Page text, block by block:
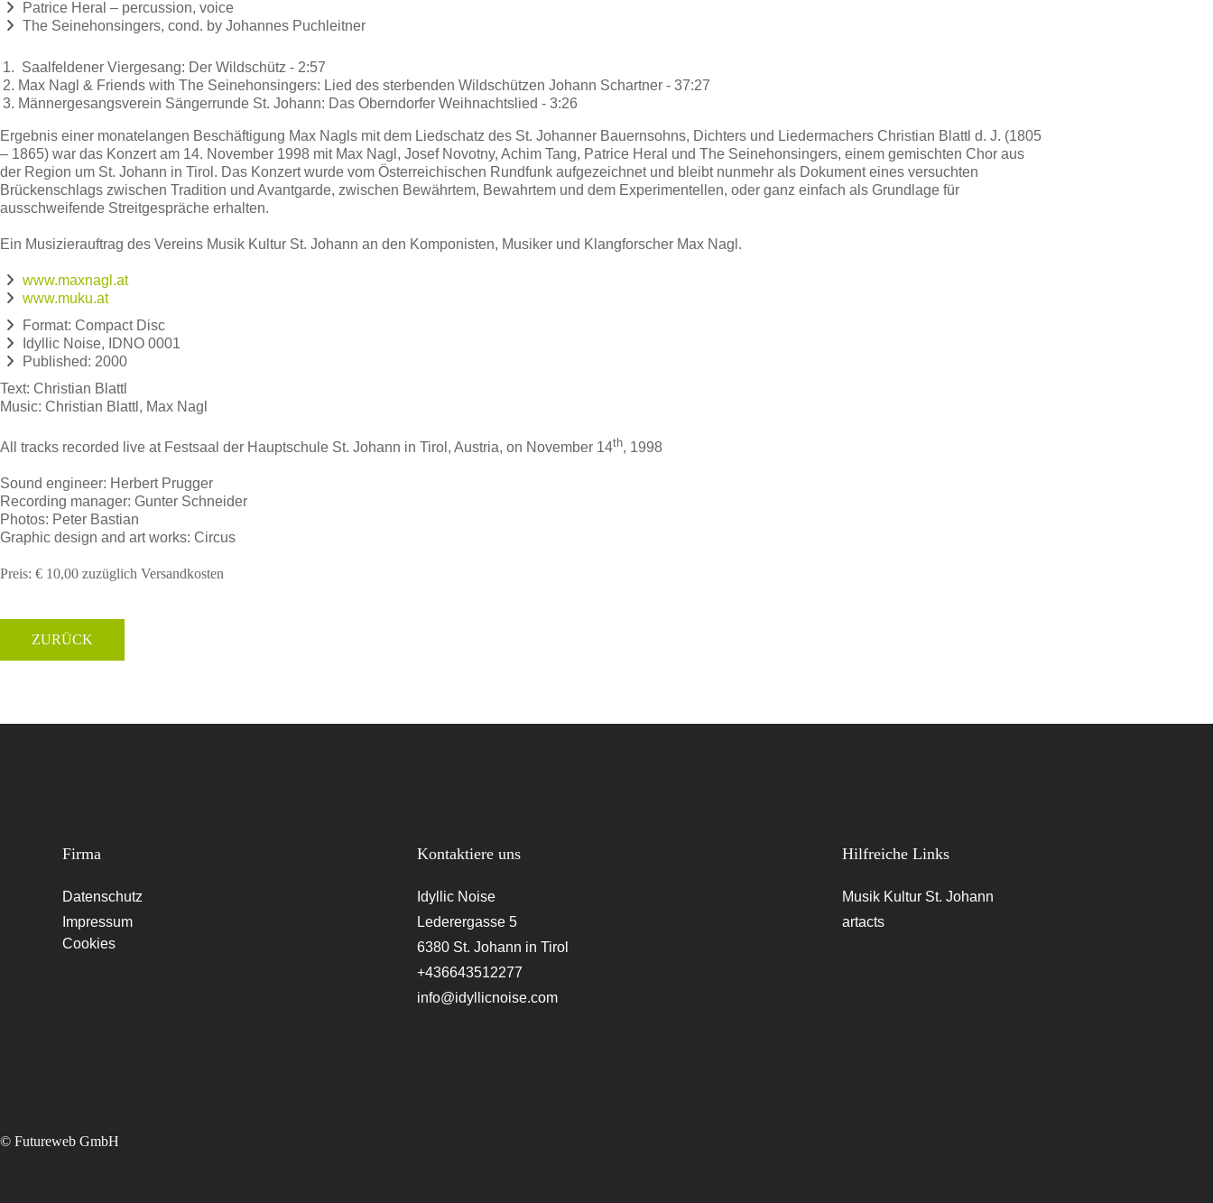
Patrice Heral – percussion, voice
The Seinehonsingers, cond. by Johannes Puchleitner
Saalfeldener Viergesang: Der Wildschütz - 2:57
Max Nagl & Friends with The Seinehonsingers: Lied des sterbenden Wildschützen Johann Schartner - 37:27
Männergesangsverein Sängerrunde St. Johann: Das Oberndorfer Weihnachtslied - 3:26
Ergebnis einer monatelangen Beschäftigung Max Nagls mit dem Liedschatz des St. Johanner Bauernsohns, Dichters und Liedermachers Christian Blattl d. J. (1805
– 1865) war das Konzert am 14. November 1998 mit Max Nagl, Josef Novotny, Achim Tang, Patrice Heral und The Seinehonsingers, einem gemischten Chor aus
der Region um St. Johann in Tirol. Das Konzert wurde vom Österreichischen Rundfunk aufgezeichnet und bleibt nunmehr als Dokument eines versuchten
Brückenschlags zwischen Tradition und Avantgarde, zwischen Bewährtem, Bewahrtem und dem Experimentellen, oder ganz einfach als Grundlage für
ausschweifende Streitgespräche erhalten.
Ein Musizierauftrag des Vereins Musik Kultur St. Johann an den Komponisten, Musiker und Klangforscher Max Nagl.
www.maxnagl.at
www.muku.at
Format: Compact Disc
Idyllic Noise, IDNO 0001
Published: 2000
Text: Christian Blattl
Music: Christian Blattl, Max Nagl
All tracks recorded live at Festsaal der Hauptschule St. Johann in Tirol, Austria, on November 14th, 1998
Sound engineer: Herbert Prugger
Recording manager: Gunter Schneider
Photos: Peter Bastian
Graphic design and art works: Circus
Preis: € 10,00 zuzüglich Versandkosten
ZURÜCK
Firma
Datenschutz
Impressum
Cookies
Kontaktiere uns
Idyllic Noise
Lederergasse 5
6380 St. Johann in Tirol
+436643512277
info@idyllicnoise.com
Hilfreiche Links
Musik Kultur St. Johann
artacts
© Futureweb GmbH